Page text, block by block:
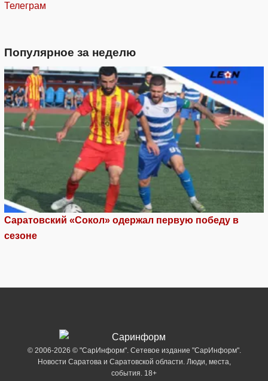
Телеграм
Популярное за неделю
Саратовский «Сокол» одержал первую победу в
сезоне
© 2006-2026 © "СарИнформ". Сетевое издание "СарИнформ".
Новости Саратова и Саратовской области. Люди, места,
события. 18+